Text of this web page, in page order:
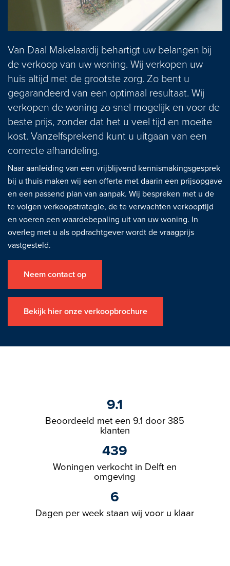
Van Daal Makelaardij behartigt uw belangen bij
de verkoop van uw woning. Wij verkopen uw
huis altijd met de grootste zorg. Zo bent u
gegarandeerd van een optimaal resultaat. Wij
verkopen de woning zo snel mogelijk en voor de
beste prijs, zonder dat het u veel tijd en moeite
kost. Vanzelfsprekend kunt u uitgaan van een
correcte afhandeling.
Naar aanleiding van een vrijblijvend kennismakingsgesprek
bij u thuis maken wij een offerte met daarin een prijsopgave
en een passend plan van aanpak. Wij bespreken met u de
te volgen verkoopstrategie, de te verwachten verkooptijd
en voeren een waardebepaling uit van uw woning. In
overleg met u als opdrachtgever wordt de vraagprijs
vastgesteld.
Neem contact op
Bekijk hier onze verkoopbrochure
9.1
Beoordeeld met een 9.1 door 385
klanten
439
Woningen verkocht in Delft en
omgeving
6
Dagen per week staan wij voor u klaar